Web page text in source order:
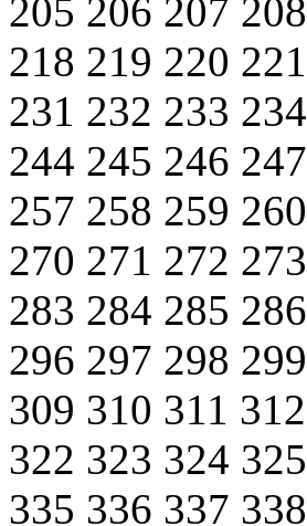
205 206 207 208
218 219 220 221
231 232 233 234
244 245 246 247
257 258 259 260
270 271 272 273
283 284 285 286
296 297 298 299
309 310 311 312
322 323 324 325
335 336 337 338